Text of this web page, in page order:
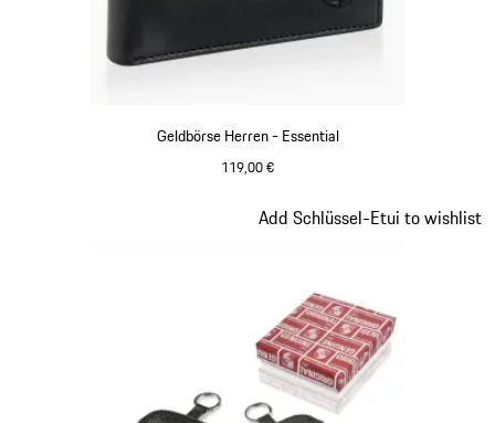
Geldbörse Herren - Essential
119,00 €
Add Schlüssel-Etui to wishlist